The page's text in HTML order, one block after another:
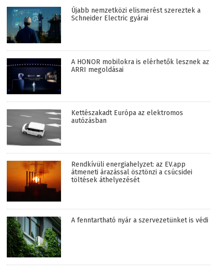
Újabb nemzetközi elismerést szereztek a
Schneider Electric gyárai
A HONOR mobilokra is elérhetők lesznek az
ARRI megoldásai
Kettészakadt Európa az elektromos
autózásban
Rendkívüli energiahelyzet: az EV.app
átmeneti árazással ösztönzi a csúcsidei
töltések áthelyezését
A fenntartható nyár a szervezetünket is védi